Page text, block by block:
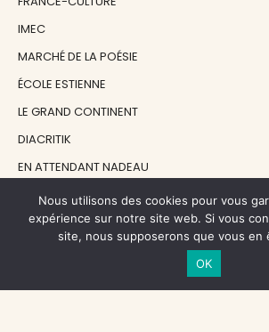
IMEC
MARCHÉ DE LA POÉSIE
ÉCOLE ESTIENNE
LE GRAND CONTINENT
DIACRITIK
EN ATTENDANT NADEAU
NOS SOUTIENS
Nous utilisons des cookies pour vous
expérience sur notre site web. Si vous
site, nous supposerons que vous en
OK